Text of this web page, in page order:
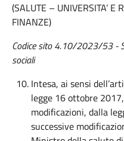
(SALUTE – UNIVERSITA’ E
FINANZE)
Codice sito 4.10/2023/53 -
sociali
Intesa, ai sensi
legge 16 ottobre
modificazioni, dalla
successive